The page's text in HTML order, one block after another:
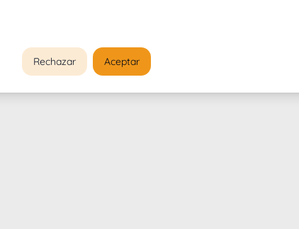
Rechazar Aceptar